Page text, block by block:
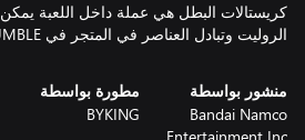
كريستالات البطل هي عملة داخل اللعبة
الروليت وتبادل العناصر في المتجر في My Hero ULTRA RUMBLE.
منشور بواسطة
Bandai Namco
مطورة بواسطة
BYKING